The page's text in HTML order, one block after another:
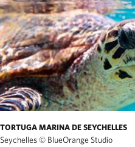
TORTUGA MARINA DE SEYCHELLES
Seychelles© BlueOrange Studio